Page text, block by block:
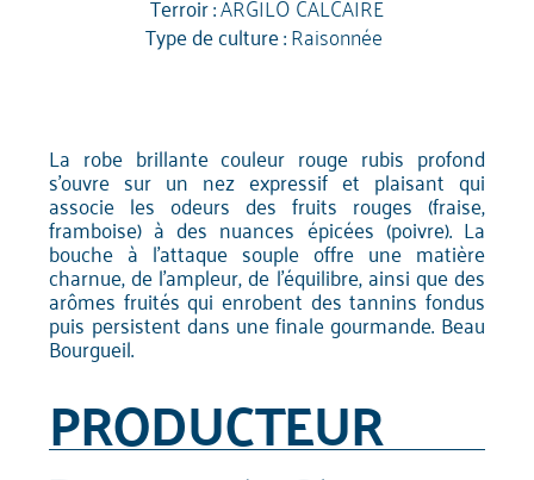
Terroir :
Type de culture :Raisonnée
La robe brillante couleur rouge rubis profond
s'ouvre sur un nez expressif et plaisant qui
associe les odeurs des fruits rouges (fraise,
framboise) à des nuances épicées (poivre). La
bouche à l'attaque souple offre une matière
charnue, de l'ampleur, de l'équilibre, ainsi que des
arômes fruités qui enrobent des tannins fondus
puis persistent dans une finale gourmande. Beau
Bourgueil.
PRODUCTEUR